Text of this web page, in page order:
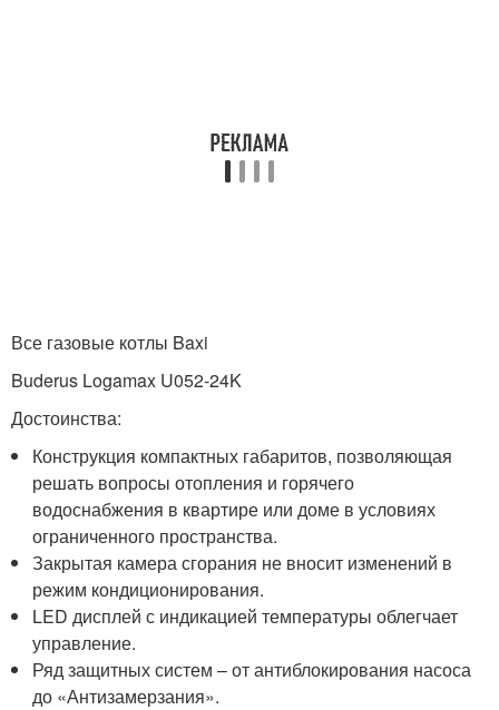
Все газовые котлы Baxi
Buderus Logamax U052-24K
Достоинства:
Конструкция компактных габаритов, позволяющая
решать вопросы отопления и горячего
водоснабжения в квартире или доме в условиях
ограниченного пространства.
Закрытая камера сгорания не вносит изменений в
режим кондиционирования.
LED дисплей с индикацией температуры облегчает
управление.
Ряд защитных систем – от антиблокирования насоса
до «Антизамерзания».